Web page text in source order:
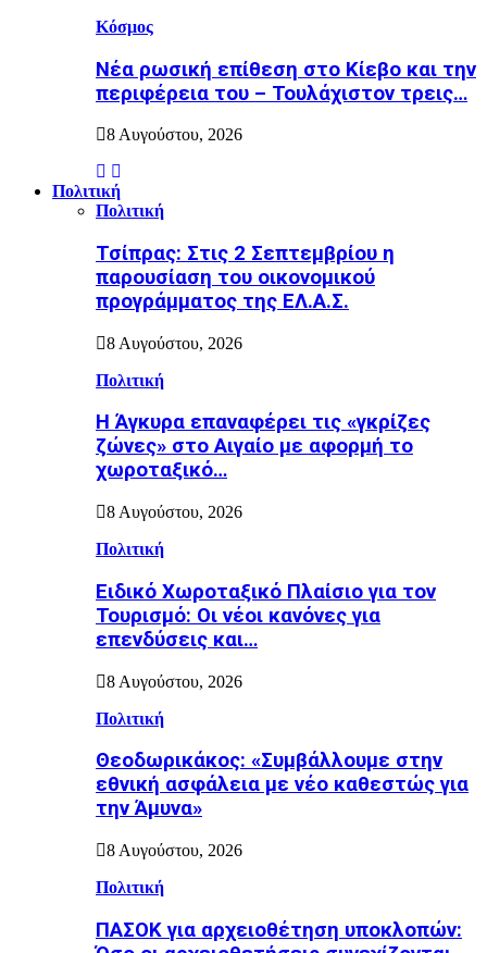
Κόσμος
Nέα ρωσική επίθεση στο Κίεβο και την
περιφέρεια του – Τουλάχιστον τρεις…
8 Αυγούστου, 2026
Πολιτική
Πολιτική
Τσίπρας: Στις 2 Σεπτεμβρίου η
παρουσίαση του οικονομικού
προγράμματος της ΕΛ.Α.Σ.
8 Αυγούστου, 2026
Πολιτική
Η Άγκυρα επαναφέρει τις «γκρίζες
ζώνες» στο Αιγαίο με αφορμή το
χωροταξικό…
8 Αυγούστου, 2026
Πολιτική
Ειδικό Χωροταξικό Πλαίσιο για τον
Τουρισμό: Οι νέοι κανόνες για
επενδύσεις και…
8 Αυγούστου, 2026
Πολιτική
Θεοδωρικάκος: «Συμβάλλουμε στην
εθνική ασφάλεια με νέο καθεστώς για
την Άμυνα»
8 Αυγούστου, 2026
Πολιτική
ΠΑΣΟΚ για αρχειοθέτηση υποκλοπών: